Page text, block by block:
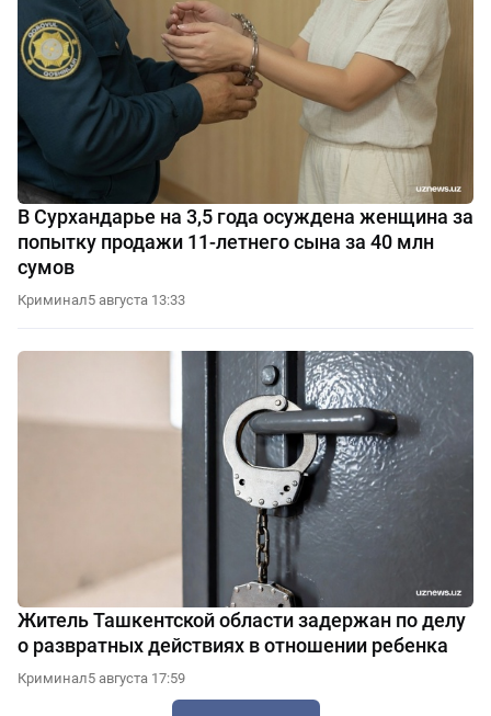
В Сурхандарье на 3,5 года осуждена женщина за
попытку продажи 11-летнего сына за 40 млн
сумов
Криминал5 августа 13:33
Житель Ташкентской области задержан по делу
о развратных действиях в отношении ребенка
Криминал5 августа 17:59